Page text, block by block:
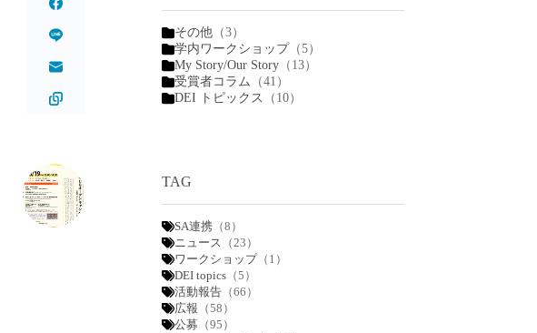
その他 （3）
学内ワークショップ （5）
My Story/Our Story （13）
受賞者コラム （41）
DEI トピックス
（10）
TAG
SA連携 （8）
ニュース （23）
ワークショップ（1）
DEI topics （5）
活動報告 （66）
広報 （58）
公募 （95）